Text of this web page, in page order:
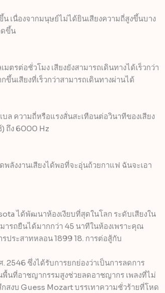
เนื่องจากมนุษย์ไม่ได้ยินเสียงความถี่สูงขึ้นบาง
ดขึ้น
ตรต่อชั่วโมง เสียงยังสามารถเดินทางได้เร็วกว่า
นเสียงที่เร็วกว่าสามารถเดินทางผ่านได้
ล ความถี่หรือแรงสั่นสะเทือนต่อวินาทีของเสียง
) ถึง 6000 Hz
ลังงานเสียงได้พอที่จะอุ่นถ้วยกาแฟ ฉันจะเอา
ได้พัฒนาห้องเงียบที่สุดในโลก ระดับเสียงใน
รถยืนได้มากกว่า 45 นาทีในห้องเพราะคุณ
ประสาทหลอน 1899 18. การต่อสู้กับ
ซึ่งได้รับการยกย่องว่าเป็นการลดการ
นที่อาชญากรรมสูงช่วยลดอาชญากร เพลงที่ไม่
งบ Guess Mozart บรรเทาความชั่วร้ายที่โหด